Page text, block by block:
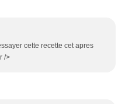
cette recette cet apres
/>